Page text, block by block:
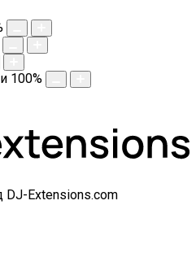
100%
DJ-Extensions.com